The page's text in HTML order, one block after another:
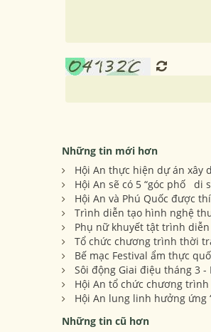
Những tin mới hơn
Hội An thực hiện dự án xây
Hội An sẽ có 5 “góc phố di
Hội An và Phú Quốc được
Trình diễn tạo hình nghệ
Phụ nữ khuyết tật trình
Tổ chức chương trình thời
Bế mạc Festival ẩm thực
Sôi động Giai điệu tháng 3
Hội An tổ chức chương
Hội An lung linh hưởng ứng
Những tin cũ hơn